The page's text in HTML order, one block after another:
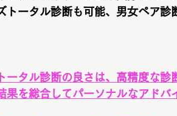
トータル診断も可能、男女ペア診
ータル診断の良さは、高精度な診
果を総合してパーソナルなアドバ